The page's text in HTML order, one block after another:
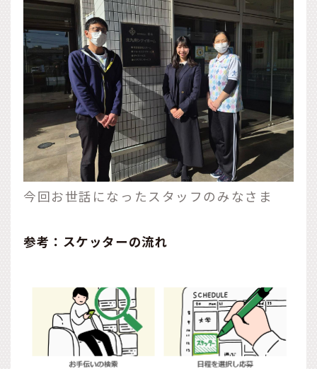
今回お世話になったスタッフのみなさま
参考：スケッターの流れ